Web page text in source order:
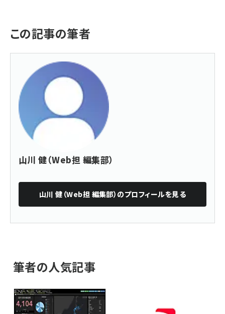
この記事の筆者
山川 健（Web担 編集部）
山川 健（Web担 編集部） のプロフィールを見る
筆者の人気記事